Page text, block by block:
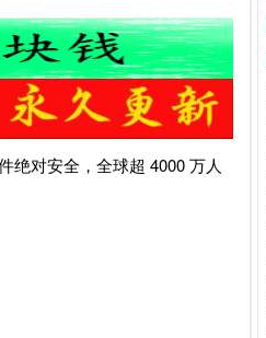
对安全，全球超 4000 万人